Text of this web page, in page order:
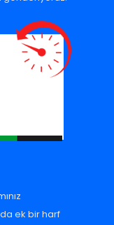
da ek bir harf